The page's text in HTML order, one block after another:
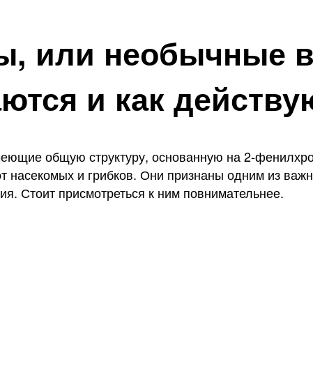
или необычные
и как
общую структуру, основанную на 2-
и грибков. Они признаны одним из
Стоит присмотреться к ним повнимательнее.